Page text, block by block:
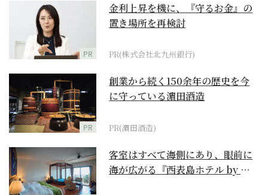
PR
金利上昇を機に、『守るお金』の
置き場所を再検討
PR(株式会社北九州銀行)
PR
創業から続く150余年の歴史を今
に守っている濵田酒造
PR(濵田酒造)
客室はすべて海側にあり、眼前に
海が広がる『西表島ホテル by 星